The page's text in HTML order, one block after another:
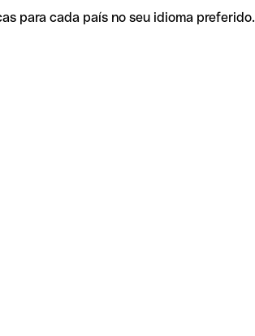
para cada país no seu idioma preferido.